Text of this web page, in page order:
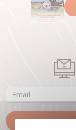
Email